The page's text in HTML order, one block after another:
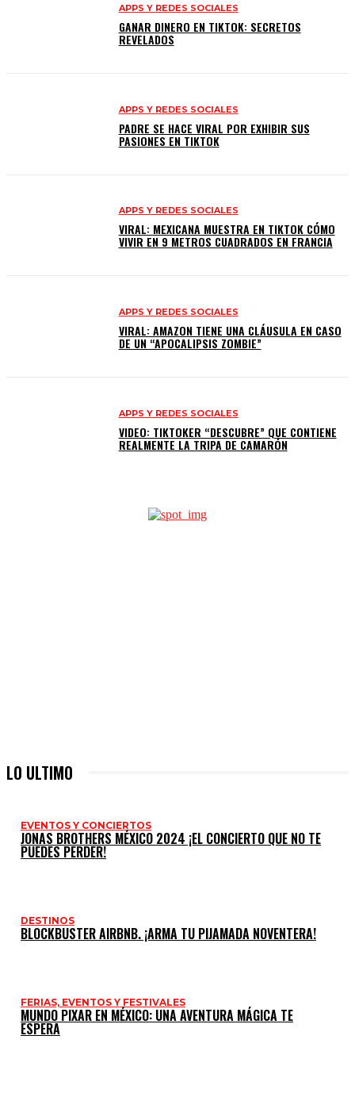
APPS Y REDES SOCIALES
GANAR DINERO EN TIKTOK: SECRETOS
REVELADOS
APPS Y REDES SOCIALES
PADRE SE HACE VIRAL POR EXHIBIR SUS
PASIONES EN TIKTOK
APPS Y REDES SOCIALES
VIRAL: MEXICANA MUESTRA EN TIKTOK CÓMO
VIVIR EN 9 METROS CUADRADOS EN FRANCIA
APPS Y REDES SOCIALES
VIRAL: AMAZON TIENE UNA CLÁUSULA EN CASO
DE UN “APOCALIPSIS ZOMBIE”
APPS Y REDES SOCIALES
VIDEO: TIKTOKER “DESCUBRE” QUE CONTIENE
REALMENTE LA TRIPA DE CAMARÓN
LO ULTIMO
EVENTOS Y CONCIERTOS
JONAS BROTHERS MÉXICO 2024 ¡EL CONCIERTO QUE NO TE
PUEDES PERDER!
DESTINOS
BLOCKBUSTER AIRBNB. ¡ARMA TU PIJAMADA NOVENTERA!
FERIAS, EVENTOS Y FESTIVALES
MUNDO PIXAR EN MÉXICO: UNA AVENTURA MÁGICA TE
ESPERA